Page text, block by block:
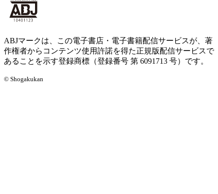
ABJマークは、この電子書店・電子書籍配信サービスが、著
作権者からコンテンツ使用許諾を得た正規版配信サービスで
あることを示す登録商標（登録番号 第 6091713 号）です。
© Shogakukan